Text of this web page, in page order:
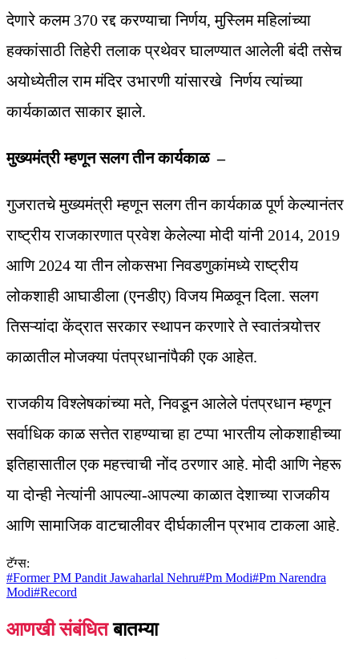
देणारे कलम 370 रद्द करण्याचा निर्णय, मुस्लिम महिलांच्या
हक्कांसाठी तिहेरी तलाक प्रथेवर घालण्यात आलेली बंदी तसेच
अयोध्येतील राम मंदिर उभारणी यांसारखे निर्णय त्यांच्या
कार्यकाळात साकार झाले.
मुख्यमंत्री म्हणून सलग तीन कार्यकाळ –
गुजरातचे मुख्यमंत्री म्हणून सलग तीन कार्यकाळ पूर्ण केल्यानंतर
राष्ट्रीय राजकारणात प्रवेश केलेल्या मोदी यांनी 2014, 2019
आणि 2024 या तीन लोकसभा निवडणुकांमध्ये राष्ट्रीय
लोकशाही आघाडीला (एनडीए) विजय मिळवून दिला. सलग
तिसऱ्यांदा केंद्रात सरकार स्थापन करणारे ते स्वातंत्र्योत्तर
काळातील मोजक्या पंतप्रधानांपैकी एक आहेत.
राजकीय विश्लेषकांच्या मते, निवडून आलेले पंतप्रधान म्हणून
सर्वाधिक काळ सत्तेत राहण्याचा हा टप्पा भारतीय लोकशाहीच्या
इतिहासातील एक महत्त्वाची नोंद ठरणार आहे. मोदी आणि नेहरू
या दोन्ही नेत्यांनी आपल्या-आपल्या काळात देशाच्या राजकीय
आणि सामाजिक वाटचालीवर दीर्घकालीन प्रभाव टाकला आहे.
टॅग्स:
#Former PM Pandit Jawaharlal Nehru#Pm Modi#Pm Narendra
Modi#Record
आणखी संबंधित बातम्या